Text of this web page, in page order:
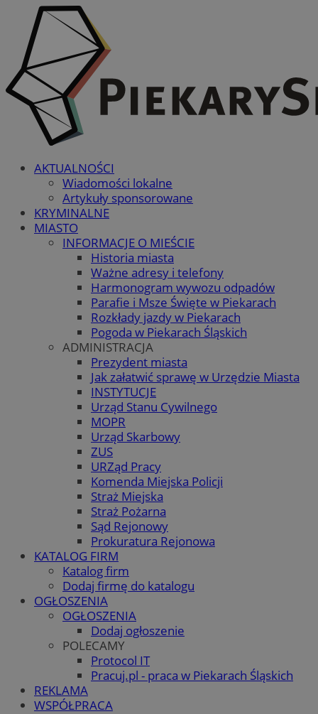
AKTUALNOŚCI
Wiadomości lokalne
Artykuły sponsorowane
KRYMINALNE
MIASTO
INFORMACJE O MIEŚCIE
Historia miasta
Ważne adresy i telefony
Harmonogram wywozu odpadów
Parafie i Msze Święte w Piekarach
Rozkłady jazdy w Piekarach
Pogoda w Piekarach Śląskich
ADMINISTRACJA
Prezydent miasta
Jak załatwić sprawę w Urzędzie Miasta
INSTYTUCJE
Urząd Stanu Cywilnego
MOPR
Urząd Skarbowy
ZUS
URZąd Pracy
Komenda Miejska Policji
Straż Miejska
Straż Pożarna
Sąd Rejonowy
Prokuratura Rejonowa
KATALOG FIRM
Katalog firm
Dodaj firmę do katalogu
OGŁOSZENIA
OGŁOSZENIA
Dodaj ogłoszenie
POLECAMY
Protocol IT
Pracuj.pl - praca w Piekarach Śląskich
REKLAMA
WSPÓŁPRACA